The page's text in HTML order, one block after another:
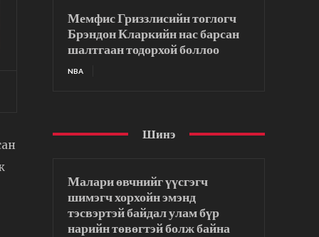
Мемфис Гриззлисийн тоглогч
Брэндон Кларкийн нас барсан
шалтгаан тодорхой боллоо
NBA
Шинэ
Малари өвчнийг үүсгэгч
шимэгч хорхойн эмэнд
тэсвэртэй байдал улам бүр
нарийн төвөгтэй болж байна